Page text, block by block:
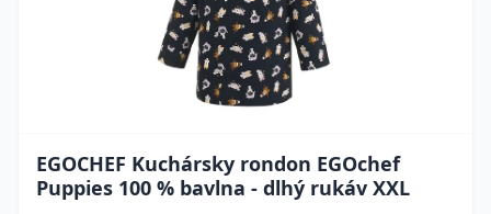
EGOCHEF Kuchársky rondon EGOchef
Puppies 100 % bavlna - dlhý rukáv XXL